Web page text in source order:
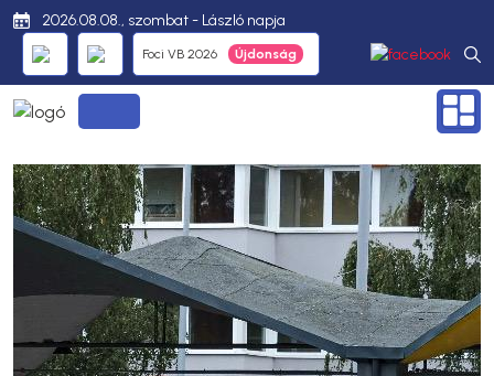
2026.08.08., szombat - László napja
Foci VB 2026